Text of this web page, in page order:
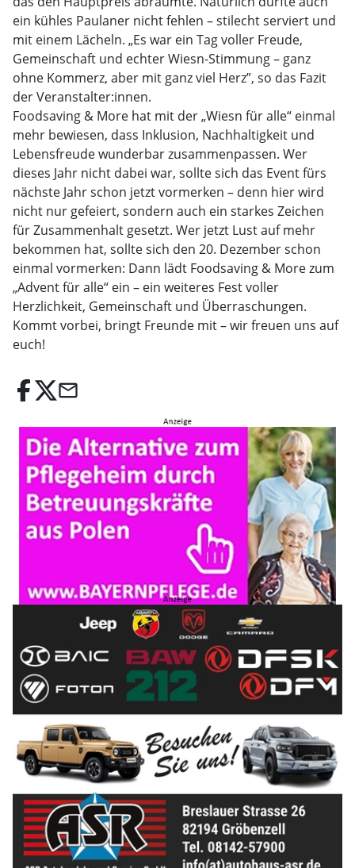
ein kühles Paulaner nicht fehlen – stilecht serviert und
mit einem Lächeln. „Es war ein Tag voller Freude,
Gemeinschaft und echter Wiesn-Stimmung – ganz
ohne Kommerz, aber mit ganz viel Herz”, so das Fazit
der Veranstalter:innen.
Foodsaving & More hat mit der „Wiesn für alle“ einmal
mehr bewiesen, dass Inklusion, Nachhaltigkeit und
Lebensfreude wunderbar zusammenpassen. Wer
dieses Jahr nicht dabei war, sollte sich das Event fürs
nächste Jahr schon jetzt vormerken – denn hier wird
nicht nur gefeiert, sondern auch ein starkes Zeichen
für Zusammenhalt gesetzt. Wer jetzt Lust auf mehr
bekommen hat, sollte sich den 20. Dezember schon
einmal vormerken: Dann lädt Foodsaving & More zum
„Advent für alle“ ein – ein weiteres Fest voller
Herzlichkeit, Gemeinschaft und Überraschungen.
Kommt vorbei, bringt Freunde mit – wir freuen uns auf
euch!
email